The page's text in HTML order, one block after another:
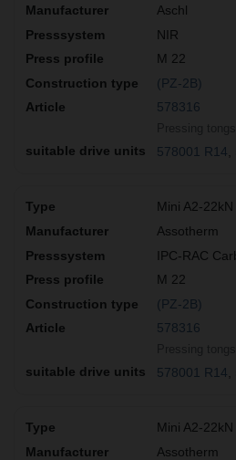
Aschl
NIR
M 22
(PZ-2B)
578316
578001 R14
Mini A2-22kN
Assotherm
IPC-RAC
M 22
(PZ-2B)
578316
578001 R14
Mini A2-22kN
Assotherm